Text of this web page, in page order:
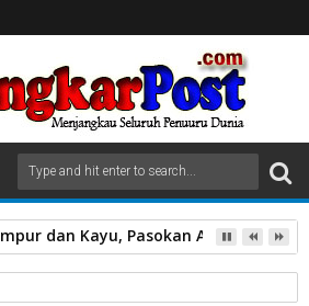
dan Kayu, Pasokan Air Bersih di